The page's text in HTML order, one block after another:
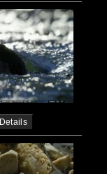
Details